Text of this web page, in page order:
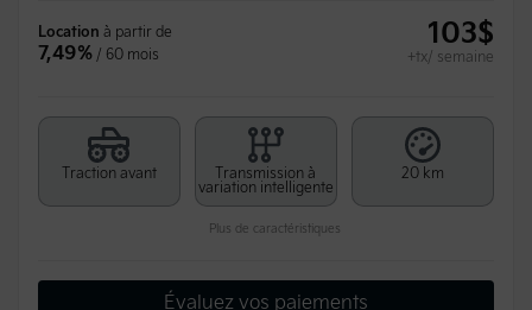
Location à partir de
7,49% / 60 mois
103$
+tx/ semaine
Traction avant
Transmission à
variation intelligente
20 km
Plus de caractéristiques
Évaluez vos paiements